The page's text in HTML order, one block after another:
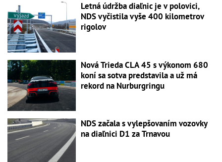
Letná údržba diaľnic je v polovici,
NDS vyčistila vyše 400 kilometrov
rigolov
Nová Trieda CLA 45 s výkonom 680
koní sa sotva predstavila a už má
rekord na Nurburgringu
NDS začala s vylepšovaním vozovky
na diaľnici D1 za Trnavou